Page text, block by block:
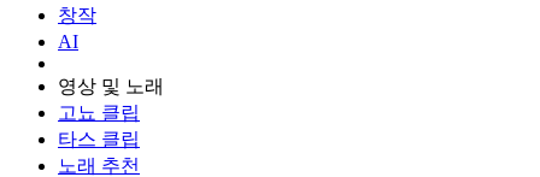
창작
AI
영상 및 노래
고뇨 클립
타스 클립
노래 추천